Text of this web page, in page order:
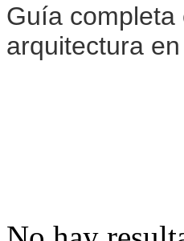
Guía
arquitectura